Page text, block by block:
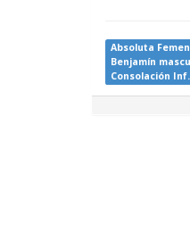
Absoluta
Benjamín
Consolación